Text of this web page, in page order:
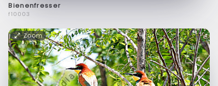
Bienenfresser
f10003
Zoom